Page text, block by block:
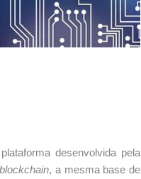
desenvolvida pela
blockchain, a mesma base de